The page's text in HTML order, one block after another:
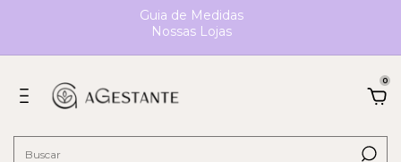
Guia de Medidas
Nossas Lojas
0